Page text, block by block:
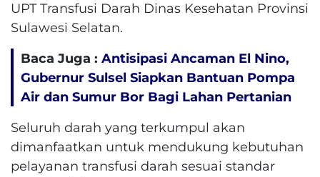
UPT Transfusi Darah Dinas Kesehatan Provinsi
Sulawesi Selatan.
Baca Juga : Antisipasi Ancaman El Nino,
Gubernur Sulsel Siapkan Bantuan Pompa
Air dan Sumur Bor Bagi Lahan Pertanian
Seluruh darah yang terkumpul akan
dimanfaatkan untuk mendukung kebutuhan
pelayanan transfusi darah sesuai standar